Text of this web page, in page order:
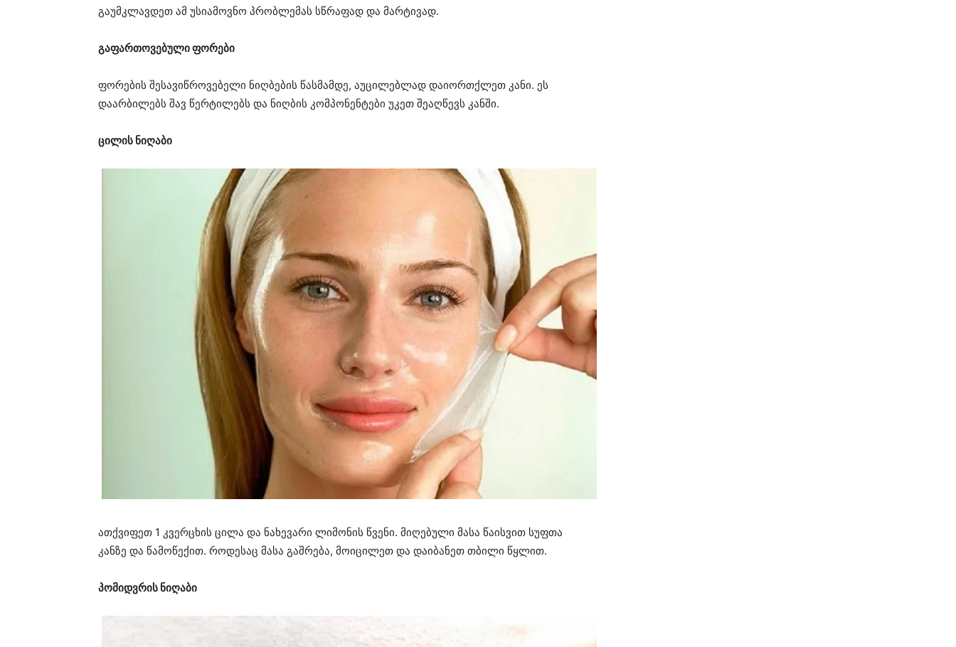
გაუმკლავდეთ ამ უსიამოვნო პრობლემას სწრაფად და მარტივად.
გაფართოვებული ფორები
ფორების შესავიწროვებელი ნიღბების წასმამდე, აუცილებლად დაიორთქლეთ კანი. ეს
დაარბილებს შავ წერტილებს და ნიღბის კომპონენტები უკეთ შეაღწევს კანში.
ცილის ნიღაბი
ათქვიფეთ 1 კვერცხის ცილა და ნახევარი ლიმონის წვენი. მიღებული მასა წაისვით სუფთა
კანზე და წამოწექით. როდესაც მასა გაშრება, მოიცილეთ და დაიბანეთ თბილი წყლით.
პომიდვრის ნიღაბი